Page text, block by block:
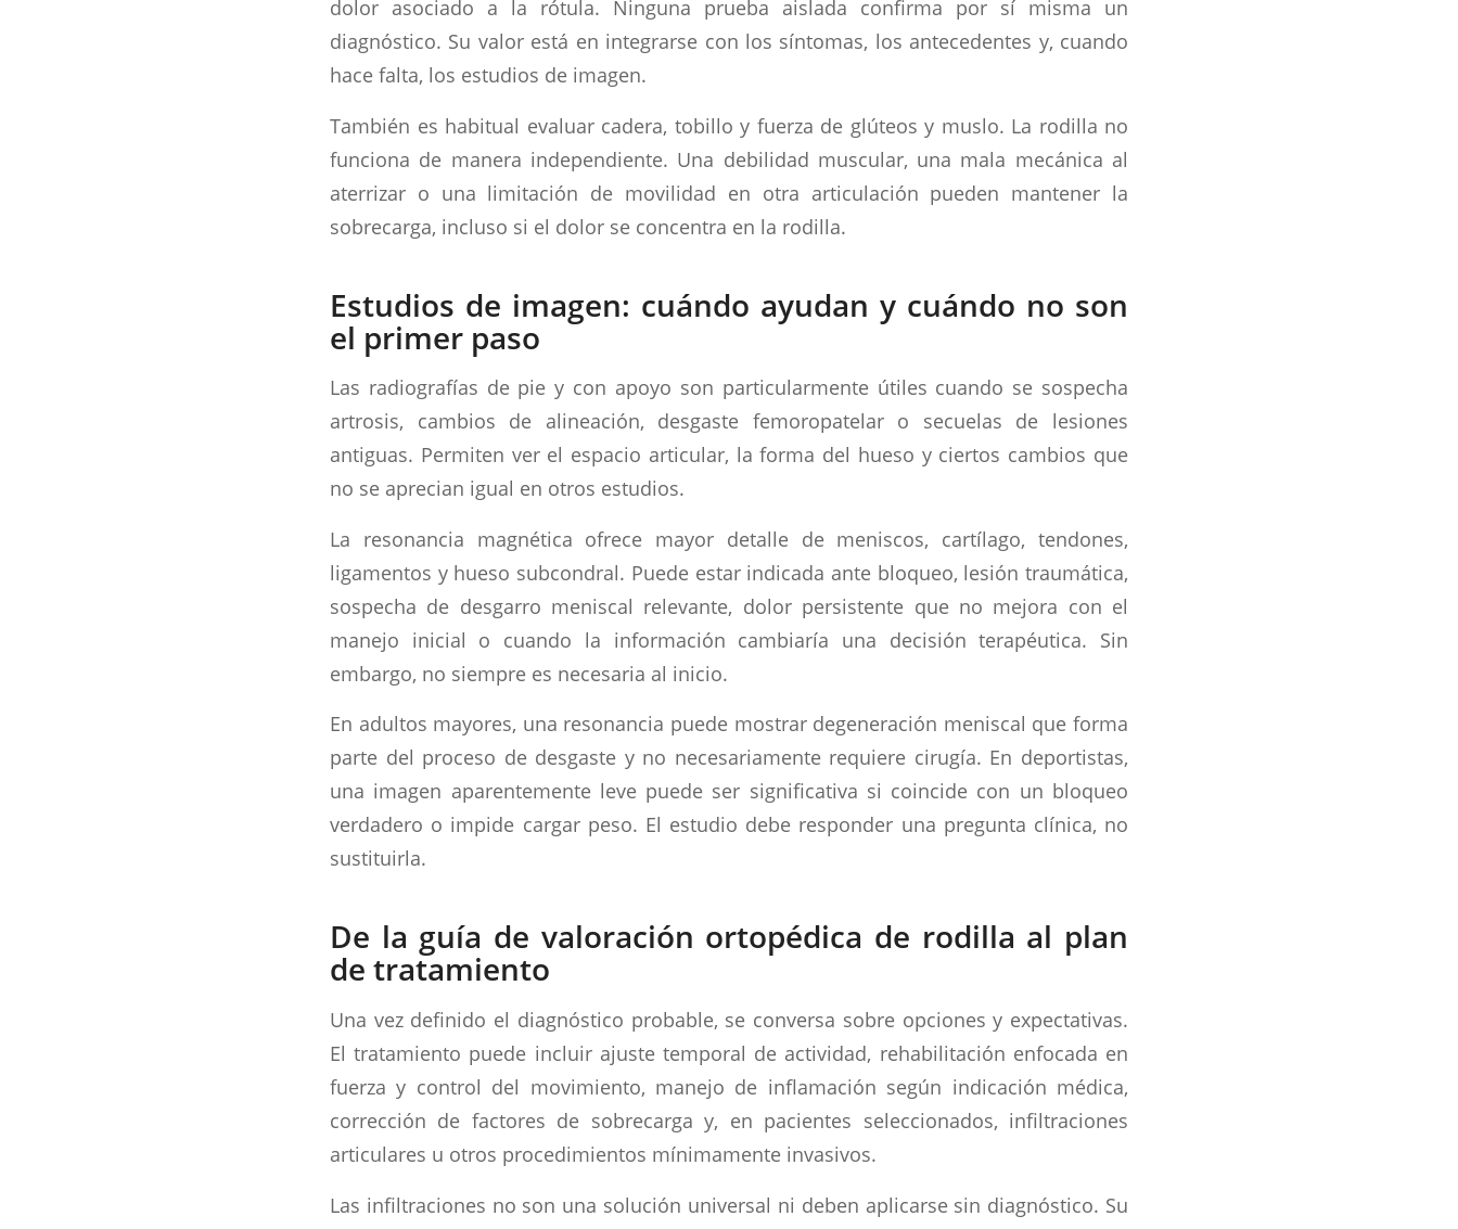
dolor asociado a la rótula. Ninguna prueba aislada confirma por sí misma un
diagnóstico. Su valor está en integrarse con los síntomas, los antecedentes y, cuando
hace falta, los estudios de imagen.
También es habitual evaluar cadera, tobillo y fuerza de glúteos y muslo. La rodilla no
funciona de manera independiente. Una debilidad muscular, una mala mecánica al
aterrizar o una limitación de movilidad en otra articulación pueden mantener la
sobrecarga, incluso si el dolor se concentra en la rodilla.
Estudios de imagen: cuándo ayudan y cuándo no son
el primer paso
Las radiografías de pie y con apoyo son particularmente útiles cuando se sospecha
artrosis, cambios de alineación, desgaste femoropatelar o secuelas de lesiones
antiguas. Permiten ver el espacio articular, la forma del hueso y ciertos cambios que
no se aprecian igual en otros estudios.
La resonancia magnética ofrece mayor detalle de meniscos, cartílago, tendones,
ligamentos y hueso subcondral. Puede estar indicada ante bloqueo, lesión traumática,
sospecha de desgarro meniscal relevante, dolor persistente que no mejora con el
manejo inicial o cuando la información cambiaría una decisión terapéutica. Sin
embargo, no siempre es necesaria al inicio.
En adultos mayores, una resonancia puede mostrar degeneración meniscal que forma
parte del proceso de desgaste y no necesariamente requiere cirugía. En deportistas,
una imagen aparentemente leve puede ser significativa si coincide con un bloqueo
verdadero o impide cargar peso. El estudio debe responder una pregunta clínica, no
sustituirla.
De la guía de valoración ortopédica de rodilla al plan
de tratamiento
Una vez definido el diagnóstico probable, se conversa sobre opciones y expectativas.
El tratamiento puede incluir ajuste temporal de actividad, rehabilitación enfocada en
fuerza y control del movimiento, manejo de inflamación según indicación médica,
corrección de factores de sobrecarga y, en pacientes seleccionados, infiltraciones
articulares u otros procedimientos mínimamente invasivos.
Las infiltraciones no son una solución universal ni deben aplicarse sin diagnóstico. Su